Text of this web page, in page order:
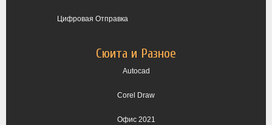
Цифровая Отправка
Сюита и Разное
Autocad
Corel Draw
Офис 2021